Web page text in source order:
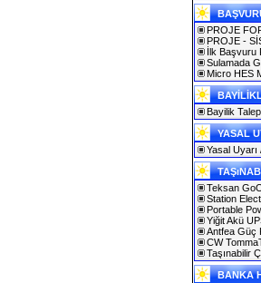
PROJE
PROJE -
İlk Başvuru
Sulamada
Micro HES
Bayilik
YASAL
Yasal
Teksan
Station
Portable
Yiğit Akü
Antfea Güç
CW
Taşınabilir
BANKA